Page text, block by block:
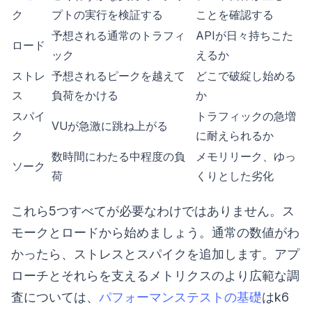
ク
プトの実行を検証する
ことを確認する
ロード
予想される通常のトラフィ
ック
APIが日々持ちこた
えるか
ストレ
ス
予想されるピークを越えて
負荷をかける
どこで破綻し始める
か
スパイ
ク
VUが急激に跳ね上がる
トラフィックの急増
に耐えられるか
ソーク
数時間にわたる中程度の負
荷
メモリリーク、ゆっ
くりとした劣化
これら5つすべてが必要なわけではありません。ス
モークとロードから始めましょう。通常の数値がわ
かったら、ストレスとスパイクを追加します。アプ
ローチとそれらを支えるメトリクスのより広範な調
査については、 パフォーマンステストの基礎はk6